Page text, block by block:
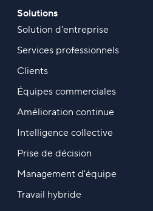
Solutions
Solution d'entreprise
Services professionnels
Clients
Équipes commerciales
Amélioration continue
Intelligence collective
Prise de décision
Management d'équipe
Travail hybride